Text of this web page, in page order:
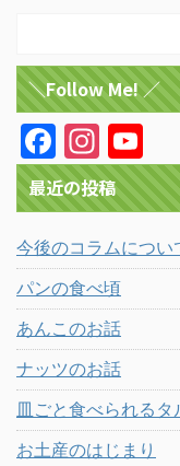
＼Follow Me! ／
F
a
c
e
b
o
o
k
In
st
a
gr
a
m
o
u
T
u
b
e
最近の投稿
今後のコラムについ
パンの食べ頃
あんこのお話
ナッツのお話
皿ごと食べられるタ
お土産のはじまり